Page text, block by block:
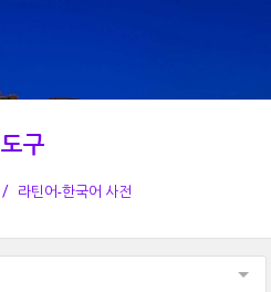
도구
라틴어-한국어 사전